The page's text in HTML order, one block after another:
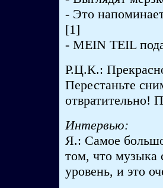
- Это
[1]
- MEIN TEIL
Р.Ц.К.:
Перестаньте
отвратительно!
Интервью:
Я.: Самое
том, что музыка
уровень, и это